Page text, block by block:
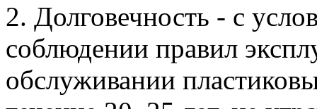
2. Долговечность - с
соблюдении правил
обслуживании